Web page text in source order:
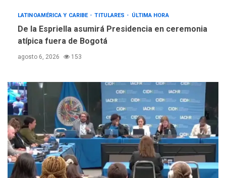
LATINOAMÉRICA Y CARIBE TITULARES ÚLTIMA HORA
De la Espriella asumirá Presidencia en ceremonia
atípica fuera de Bogotá
agosto 6, 2026 153